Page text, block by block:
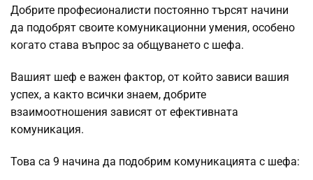
Добрите професионалисти постоянно търсят начини
да подобрят своите комуникационни умения, особено
когато става въпрос за общуването с шефа.
Вашият шеф е важен фактор, от който зависи вашия
успех, а както всички знаем, добрите
взаимоотношения зависят от ефективната
комуникация.
Това са 9 начина да подобрим комуникацията с шефа: